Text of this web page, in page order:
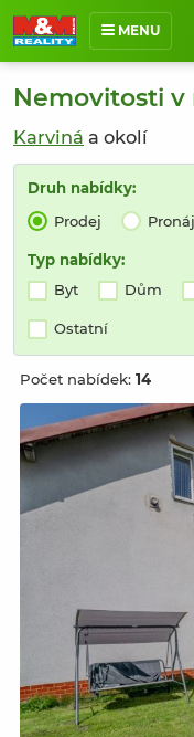
MENU
O mně
Reference
Jak pracuji
Kontakt
Nemovitosti
Karviná a okolí
Druh nabídky:
Prodej
Typ nabídky:
Byt
Dům
Ostatní
Počet nabídek: 14